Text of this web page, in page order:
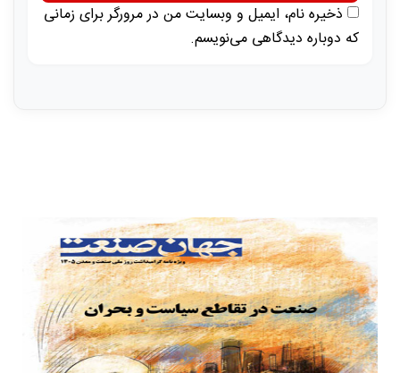
ذخیره نام، ایمیل و وبسایت من در مرورگر برای زمانی
که دوباره دیدگاهی می‌نویسم.